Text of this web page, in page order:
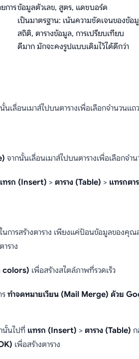
การข้อมูลตัวเลข, สูตร, แดชบอร์ด
เป็นมาตรฐาน: เน้นความชัดเจนของข้อ
สถิติ, ตารางข้อมูล, การเปรียบเทียบ
ดีมาก มักจะคงรูปแบบเดิมไว้ได้ดีกว่า
นเลื่อนเมาส์ไปบนตารางเพื่อเลือกจำนวน
จากนั้นเลื่อนเมาส์ไปบนตารางเพื่อเลือกจ
ทรก (Insert) > ตาราง (Table) > แทรกตา
การสร้างตาราง เพียงแค่ป้อนข้อมูลของคุ
ราง
colors) เพื่อสร้างสไตล์ภาพที่รวดเร็ว
ทำจดหมายเวียน (Mail Merge) ด้วย
นั้นไปที่ แทรก (Insert) > ตาราง (Table) ก
เพื่อสร้างตาราง